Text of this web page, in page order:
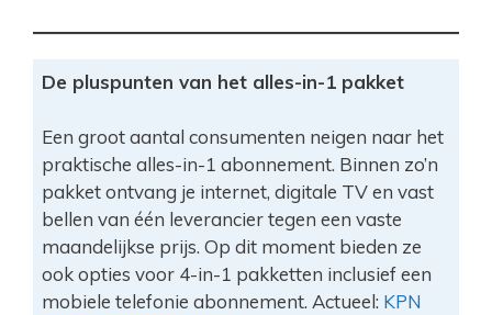
De pluspunten van het alles-in-1 pakket
Een groot aantal consumenten neigen naar het
praktische alles-in-1 abonnement. Binnen zo’n
pakket ontvang je internet, digitale TV en vast
bellen van één leverancier tegen een vaste
maandelijkse prijs. Op dit moment bieden ze
ook opties voor 4-in-1 pakketten inclusief een
mobiele telefonie abonnement. Actueel: KPN